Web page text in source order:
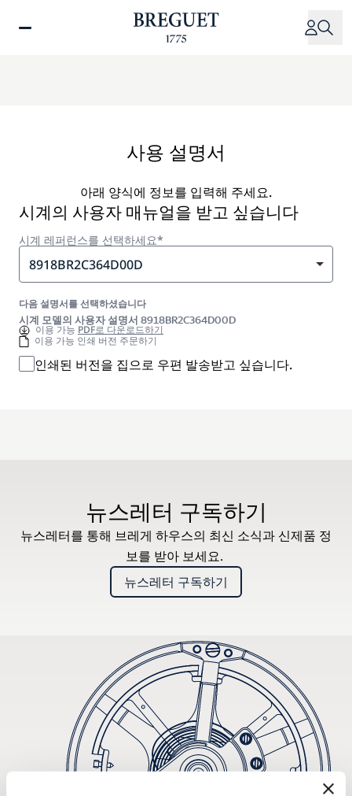
사용 설명서
아래 양식에 정보를 입력해 주세요.
시계의 사용자 매뉴얼을 받고 싶습니다
시계 레퍼런스를 선택하세요*
8918BR2C364D00D
다음 설명서를 선택하셨습니다
시계 모델의 사용자 설명서 8918BR2C364D00D
이용 가능 PDF로 다운로드하기
이용 가능 인쇄 버전 주문하기
인쇄된 버전을 집으로 우편 발송받고 싶습니다.
뉴스레터 구독하기
뉴스레터를 통해 브레게 하우스의 최신 소식과 신제품 정
보를 받아 보세요.
뉴스레터 구독하기